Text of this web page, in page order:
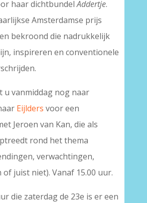
haar dichtbundelAddertje.
Amsterdamse prijs
bekroond die nadrukkelijk
inspireren en conventionele
u vanmiddag nog naar
Eijlders voor een
Jeroen van Kan, die als
rond het thema
verwachtingen,
juist niet). Vanaf 15.00 uur.
die zaterdag de 23e is er een